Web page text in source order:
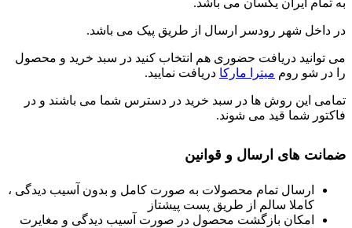
در داخل شهر رودسر ارسال از طریق پیک می باشد.
می توانید دریافت حضوری هم انتخاب کنید در سبد خرید و محصول
را در شو روم میترا مارکا دریافت نمایید.
تمامی این روش ها در سبد خرید در دسترس شما می باشند و در
فاکتور شما قید می شوند.
ضمانت های ارسال و قوانین
ارسال تمام محصولات به صورت کامل و بدون آسیب دیدگی ،
کاملا سالم از طریق پست پیشتاز
امکان بازگشت محصول در صورت آسیب دیدگی و مغایرت